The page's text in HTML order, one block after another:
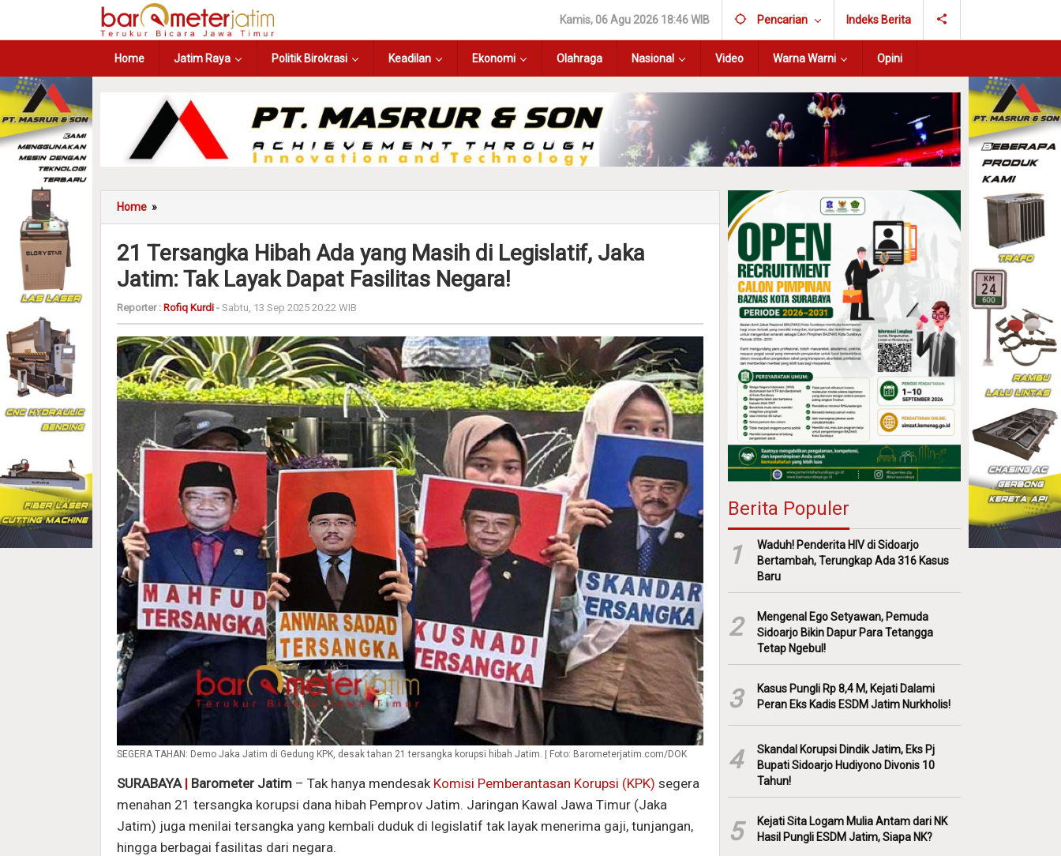
Kamis, 06 Agu 2026 18:46 WIB Pencarian Indeks Berita
Home Jatim Raya Politik Birokrasi Keadilan Ekonomi Olahraga Nasional Video Warna Warni Opini
Home »
21 Tersangka Hibah Ada yang Masih di Legislatif, Jaka
Jatim: Tak Layak Dapat Fasilitas Negara!
Reporter : Rofiq Kurdi - Sabtu, 13 Sep 2025 20:22 WIB
SEGERA TAHAN: Demo Jaka Jatim di Gedung KPK, desak tahan 21 tersangka korupsi hibah Jatim. | Foto: Barometerjatim.com/DOK
SURABAYA | Barometer Jatim – Tak hanya mendesak Komisi Pemberantasan Korupsi (KPK) segera
menahan 21 tersangka korupsi dana hibah Pemprov Jatim. Jaringan Kawal Jawa Timur (Jaka
Jatim) juga menilai tersangka yang kembali duduk di legislatif tak layak menerima gaji, tunjangan,
hingga berbagai fasilitas dari negara.
Berita Populer
1
Waduh! Penderita HIV di Sidoarjo
Bertambah, Terungkap Ada 316 Kasus
Baru
2
Mengenal Ego Setyawan, Pemuda
Sidoarjo Bikin Dapur Para Tetangga
Tetap Ngebul!
3
Kasus Pungli Rp 8,4 M, Kejati Dalami
Peran Eks Kadis ESDM Jatim Nurkholis!
4
Skandal Korupsi Dindik Jatim, Eks Pj
Bupati Sidoarjo Hudiyono Divonis 10
Tahun!
5
Kejati Sita Logam Mulia Antam dari NK
Hasil Pungli ESDM Jatim, Siapa NK?